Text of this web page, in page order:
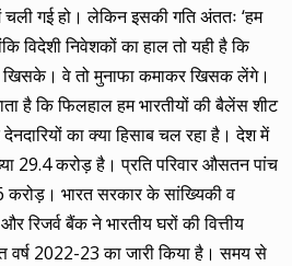
गई हो। लेकिन इसकी गति अंततः ‘हम
विदेशी निवेशकों का हाल तो यही है कि
वे तो मुनाफा कमाकर खिसक लेंगे।
है कि फिलहाल हम भारतीयों की बैलेंस शीट
का क्या हिसाब चल रहा है। देश में
29.4 करोड़ है। प्रति परिवार औसतन पांच
भारत सरकार के सांख्यिकी व
रिजर्व बैंक ने भारतीय घरों की वित्तीय
वर्ष 2022-23 का जारी किया है। समय से